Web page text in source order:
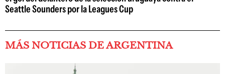
Seattle Sounders por la Leagues Cup
MÁS NOTICIAS DE ARGENTINA